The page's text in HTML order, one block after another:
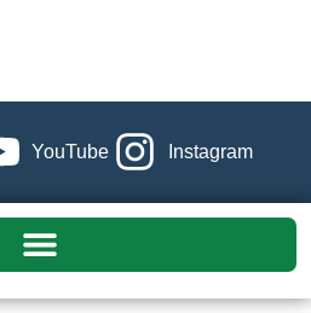
YouTube Instagram